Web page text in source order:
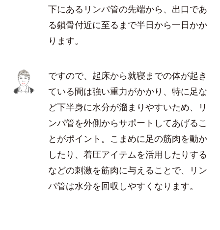
下にあるリンパ管の先端から、出口であ
る鎖骨付近に至るまで半日から一日かか
ります。
ですので、起床から就寝までの体が起き
ている間は強い重力がかかり、特に足な
ど下半身に水分が溜まりやすいため、リ
ンパ管を外側からサポートしてあげるこ
とがポイント。こまめに足の筋肉を動か
したり、着圧アイテムを活用したりする
などの刺激を筋肉に与えることで、リン
パ管は水分を回収しやすくなります。